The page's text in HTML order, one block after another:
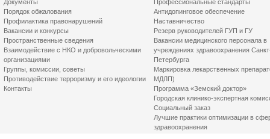
Документы
Порядок обжалования
Профилактика правонарушений
Вакансии и конкурсы
Пространственные сведения
Взаимодействие с НКО и добровольческими
организациями
Группы, комиссии, советы
Противодействие терроризму и его идеологии
Контакты
Профессиональные стандарты
Антидопинговое обеспечение
Наставничество
Резерв руководителей ГУП и ГУ
Вакансии медицинского персонала в
учреждениях здравоохранения
Петербурга
Маркировка лекарственных
МДЛП)
Программа «Земский доктор»
Городская клинико-экспертная
Социальный заказ
Лучшие практики оптимизации в
здравоохранения